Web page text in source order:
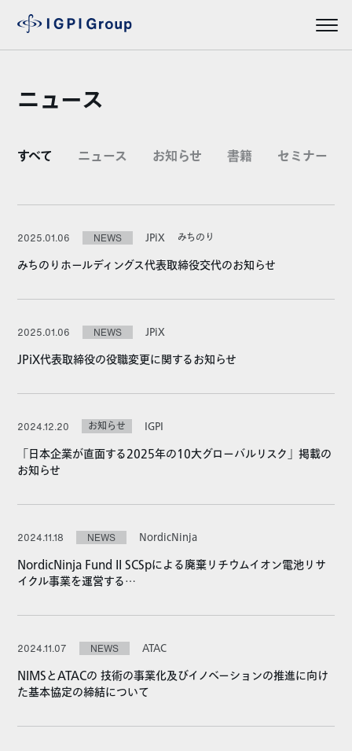
ニュース
すべて ニュース お知らせ 書籍 セミナー
2025.01.06 NEWS JPiX みちのり
みちのりホールディングス代表取締役交代のお知らせ
2025.01.06 NEWS JPiX
JPiX代表取締役の役職変更に関するお知らせ
2024.12.20 お知らせ IGPI
「日本企業が直面する2025年の10大グローバルリスク」掲載の
お知らせ
2024.11.18 NEWS NordicNinja
NordicNinja Fund II SCSpによる廃棄リチウムイオン電池リサ
イクル事業を運営する…
2024.11.07 NEWS ATAC
NIMSとATACの 技術の事業化及びイノベーションの推進に向け
た基本協定の締結について